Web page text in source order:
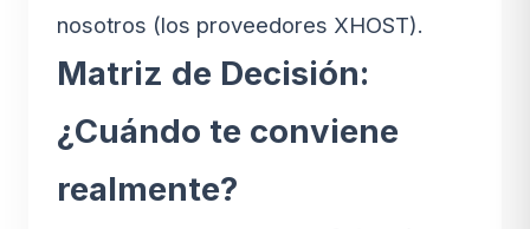
nosotros (los proveedores XHOST).
Matriz de Decisión:
¿Cuándo te conviene
realmente?